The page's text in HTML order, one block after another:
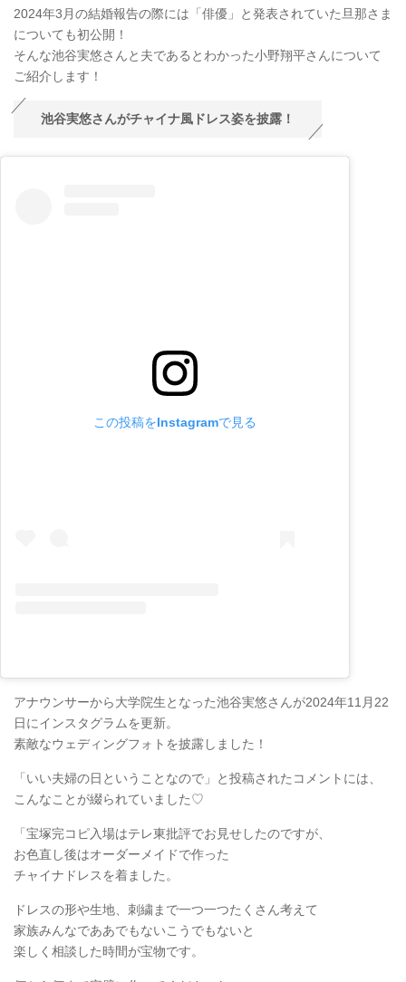
2024年3月の結婚報告の際には「俳優」と発表されていた旦那さま
についても初公開！
そんな池谷実悠さんと夫であるとわかった小野翔平さんについて
ご紹介します！
池谷実悠さんがチャイナ風ドレス姿を披露！
この投稿をInstagramで見る
アナウンサーから大学院生となった池谷実悠さんが2024年11月22
日にインスタグラムを更新。
素敵なウェディングフォトを披露しました！
「いい夫婦の日ということなので」と投稿されたコメントには、
こんなことが綴られていました♡
「宝塚完コピ入場はテレ東批評でお見せしたのですが、
お色直し後はオーダーメイドで作った
チャイナドレスを着ました。
ドレスの形や生地、刺繍まで一つ一つたくさん考えて
家族みんなでああでもないこうでもないと
楽しく相談した時間が宝物です。